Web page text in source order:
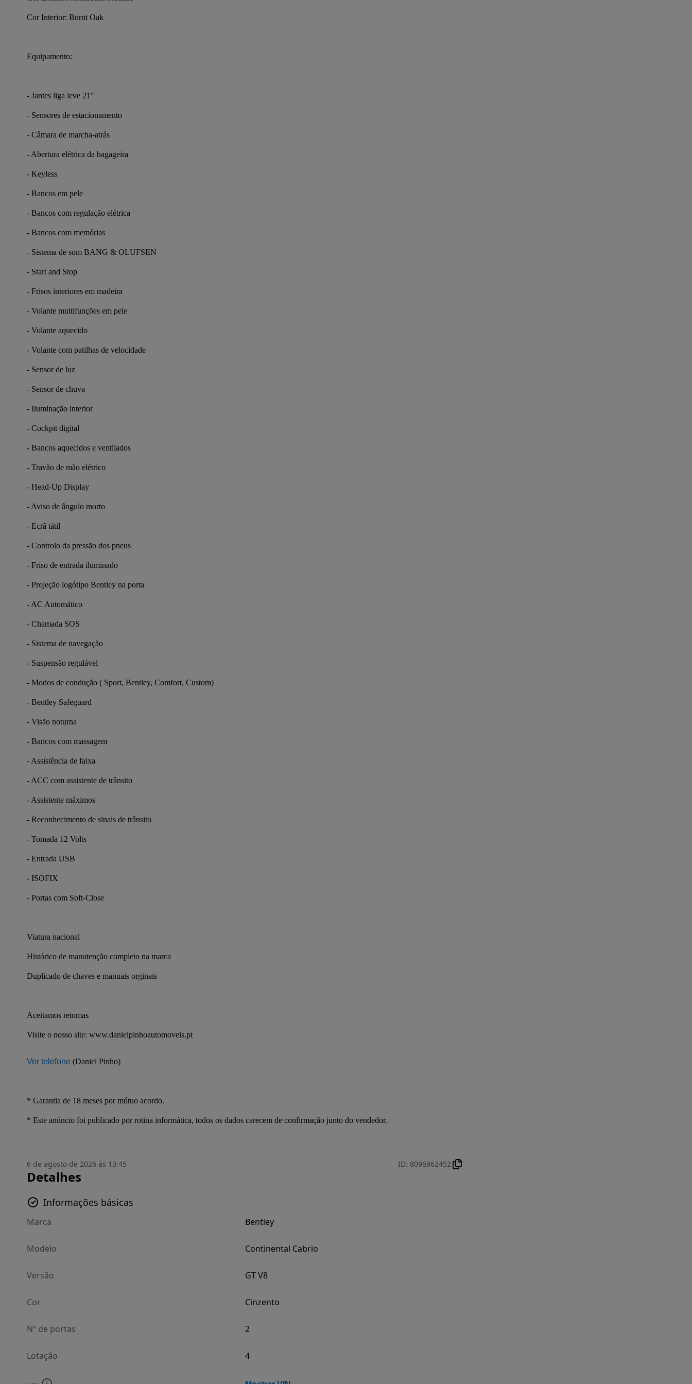
Cor Interior: Burnt Oak
Equipamento:
- Jantes liga leve 21"
- Sensores de estacionamento
- Câmara de marcha-atrás
- Abertura elétrica da bagageira
- Keyless
- Bancos em pele
- Bancos com regulação elétrica
- Bancos com memórias
- Sistema de som BANG & OLUFSEN
- Start and Stop
- Frisos interiores em madeira
- Volante multifunções em pele
- Volante aquecido
- Volante com patilhas de velocidade
- Sensor de luz
- Sensor de chuva
- Iluminação interior
- Cockpit digital
- Bancos aquecidos e ventilados
- Travão de mão elétrico
- Head-Up Display
- Aviso de ângulo morto
- Ecrã tátil
- Controlo da pressão dos pneus
- Friso de entrada iluminado
- Projeção logótipo Bentley na porta
- AC Automático
- Chamada SOS
- Sistema de navegação
- Suspensão regulável
- Modos de condução ( Sport, Bentley, Comfort, Custom)
- Bentley Safeguard
- Visão noturna
- Bancos com massagem
- Assistência de faixa
- ACC com assistente de trânsito
- Assistente máximos
- Reconhecimento de sinais de trânsito
- Tomada 12 Volts
- Entrada USB
- ISOFIX
- Portas com Soft-Close
Viatura nacional
Histórico de manutenção completo na marca
Duplicado de chaves e manuais orginais
Aceitamos retomas
Visite o nosso site: www.danielpinhoautomoveis.pt
Ver telefone (Daniel Pinho)
* Garantia de 18 meses por mútuo acordo.
* Este anúncio foi publicado por rotina informática, todos os dados carecem de confirmação junto do vendedor.
6 de agosto de 2026 às 13:45 ID: 8096962452
Detalhes
Informações básicas
Marca Bentley
Modelo Continental Cabrio
Versão GT V8
Cor Cinzento
Nº de portas 2
Lotação 4